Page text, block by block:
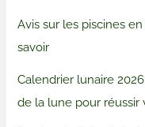
Avis sur les piscines
savoir
Calendrier lunaire
de la lune pour réussir